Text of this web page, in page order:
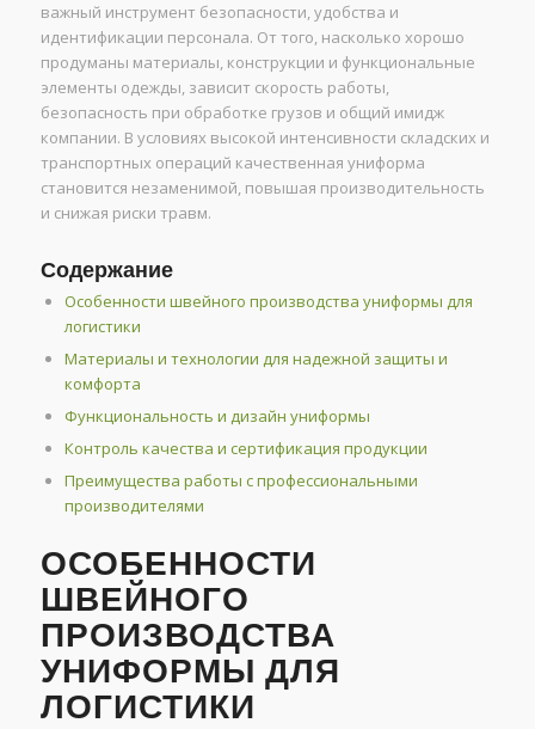
важный инструмент безопасности, удобства и
идентификации персонала. От того, насколько хорошо
продуманы материалы, конструкции и функциональные
элементы одежды, зависит скорость работы,
безопасность при обработке грузов и общий имидж
компании. В условиях высокой интенсивности складских и
транспортных операций качественная униформа
становится незаменимой, повышая производительность
и снижая риски травм.
Содержание
Особенности швейного производства униформы для
логистики
Материалы и технологии для надежной защиты и
комфорта
Функциональность и дизайн униформы
Контроль качества и сертификация продукции
Преимущества работы с профессиональными
производителями
ОСОБЕННОСТИ
ШВЕЙНОГО
ПРОИЗВОДСТВА
УНИФОРМЫ ДЛЯ
ЛОГИСТИКИ